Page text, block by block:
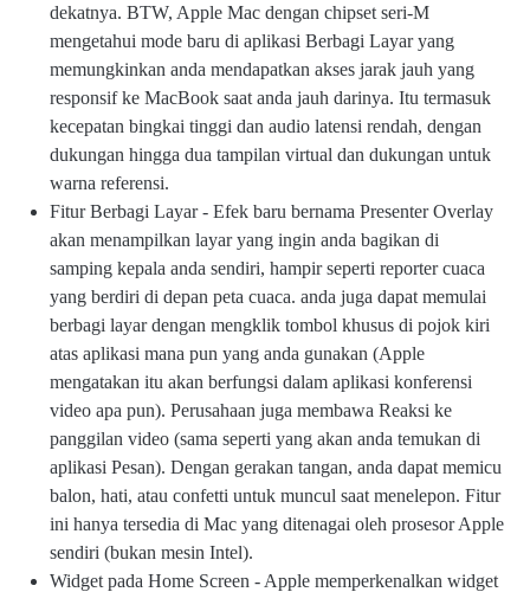
dekatnya. BTW, Apple Mac dengan chipset seri-M
mengetahui mode baru di aplikasi Berbagi Layar yang
memungkinkan anda mendapatkan akses jarak jauh yang
responsif ke MacBook saat anda jauh darinya. Itu termasuk
kecepatan bingkai tinggi dan audio latensi rendah, dengan
dukungan hingga dua tampilan virtual dan dukungan untuk
warna referensi.
Fitur Berbagi Layar - Efek baru bernama Presenter Overlay
akan menampilkan layar yang ingin anda bagikan di
samping kepala anda sendiri, hampir seperti reporter cuaca
yang berdiri di depan peta cuaca. anda juga dapat memulai
berbagi layar dengan mengklik tombol khusus di pojok kiri
atas aplikasi mana pun yang anda gunakan (Apple
mengatakan itu akan berfungsi dalam aplikasi konferensi
video apa pun). Perusahaan juga membawa Reaksi ke
panggilan video (sama seperti yang akan anda temukan di
aplikasi Pesan). Dengan gerakan tangan, anda dapat memicu
balon, hati, atau confetti untuk muncul saat menelepon. Fitur
ini hanya tersedia di Mac yang ditenagai oleh prosesor Apple
sendiri (bukan mesin Intel).
Widget pada Home Screen - Apple memperkenalkan widget